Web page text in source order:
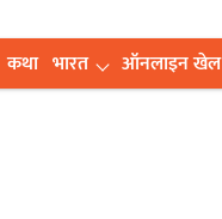
कथा भारत ऑनलाइन खेल